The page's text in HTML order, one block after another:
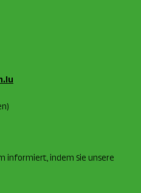
informiert, indem Sie unsere